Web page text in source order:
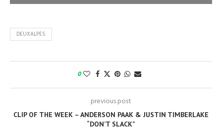
DEUXALPES
0
previous post
CLIP OF THE WEEK – ANDERSON PAAK & JUSTIN TIMBERLAKE
“DON’T SLACK”